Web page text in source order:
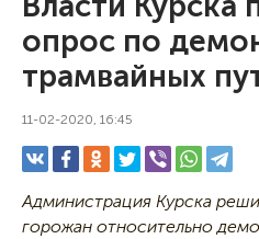
опрос по
трамвайных
11-02-2020, 16:45
Администрация Курска
горожан относительно